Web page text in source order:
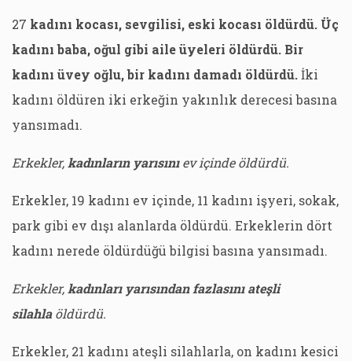
27 kadını kocası, sevgilisi, eski kocası öldürdü. Üç
kadını baba, oğul gibi aile üyeleri öldürdü. Bir
kadını üvey oğlu, bir kadını damadı öldürdü.İki
kadını öldüren iki erkeğin yakınlık derecesi basına
yansımadı.
Erkekler,kadınların yarısınıev içinde öldürdü.
Erkekler, 19 kadını ev içinde, 11 kadını işyeri, sokak,
park gibi ev dışı alanlarda öldürdü. Erkeklerin dört
kadını nerede öldürdüğü bilgisi basına yansımadı.
Erkekler,kadınları yarısından fazlasını ateşli
silahlaöldürdü.
Erkekler, 21 kadını ateşli silahlarla, on kadını kesici